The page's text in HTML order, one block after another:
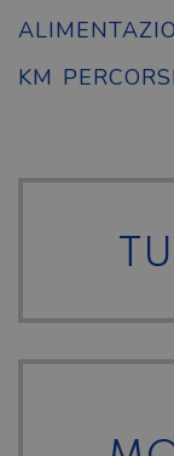
KM PERCORSI